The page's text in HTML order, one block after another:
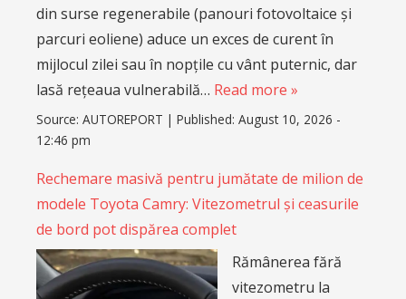
din surse regenerabile (panouri fotovoltaice și
parcuri eoliene) aduce un exces de curent în
mijlocul zilei sau în nopțile cu vânt puternic, dar
lasă rețeaua vulnerabilă… Read more »
Source: AUTOREPORT | Published: August 10, 2026 -
12:46 pm
Rechemare masivă pentru jumătate de milion de
modele Toyota Camry: Vitezometrul și ceasurile
de bord pot dispărea complet
Rămânerea fără
vitezometru la